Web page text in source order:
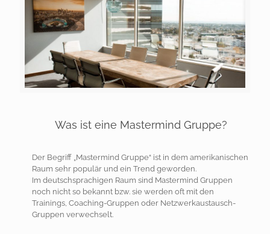
Was ist eine Mastermind Gruppe?
Der Begriff „Mastermind Gruppe“ ist in dem amerikanischen
Raum sehr populär und ein Trend geworden.
Im deutschsprachigen Raum sind Mastermind Gruppen
noch nicht so bekannt bzw. sie werden oft mit den
Trainings, Coaching-Gruppen oder Netzwerkaustausch-
Gruppen verwechselt.